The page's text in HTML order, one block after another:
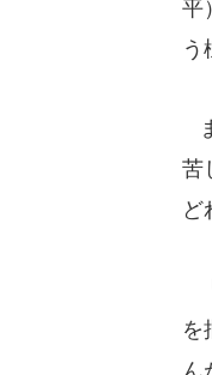
平
う
苦
ど
を
ん